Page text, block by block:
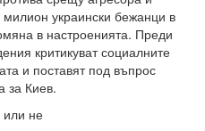
украински бежанци в
в настроенията. Преди
критикуват социалните
и поставят под въпрос
за Киев.
не